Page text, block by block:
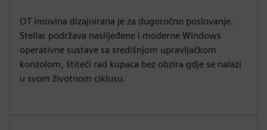
OT imovina dizajnirana je za dugoročno poslovanje.
Stellar podržava naslijeđene i moderne Windows
operativne sustave sa središnjom upravljačkom
konzolom, štiteći rad kupaca bez obzira gdje se nalazi
u svom životnom ciklusu.